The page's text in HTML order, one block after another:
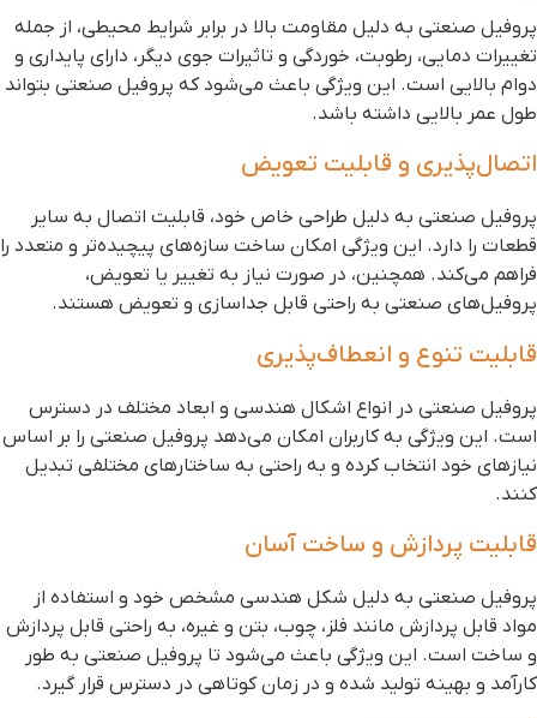
صنعتی به دلیل مقاومت بالا در برابر شرایط محیطی، از جمله
دمایی، رطوبت، خوردگی و تاثیرات جوی دیگر، دارای پایداری و
بالایی است. این ویژگی باعث می‌شود که پروفیل صنعتی بتواند
عمر بالایی داشته باشد.
و قابلیت تعویض
صنعتی به دلیل طراحی خاص خود، قابلیت اتصال به سایر
را دارد. این ویژگی امکان ساخت سازه‌های پیچیده‌تر و متعدد را
می‌کند. همچنین، در صورت نیاز به تغییر یا تعویض،
صنعتی به راحتی قابل جداسازی و تعویض هستند.
تنوع و انعطاف‌پذیری
صنعتی در انواع اشکال هندسی و ابعاد مختلف در دسترس
این ویژگی به کاربران امکان می‌دهد پروفیل صنعتی را بر اساس
خود انتخاب کرده و به راحتی به ساختارهای مختلفی تبدیل
پردازش و ساخت آسان
صنعتی به دلیل شکل هندسی مشخص خود و استفاده از
قابل پردازش مانند فلز، چوب، بتن و غیره، به راحتی قابل پردازش
ساخت است. این ویژگی باعث می‌شود تا پروفیل صنعتی به طور
و بهینه تولید شده و در زمان کوتاهی در دسترس قرار گیرد.